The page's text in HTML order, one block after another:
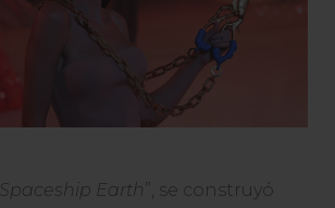
Spaceship Earth”, se construyó